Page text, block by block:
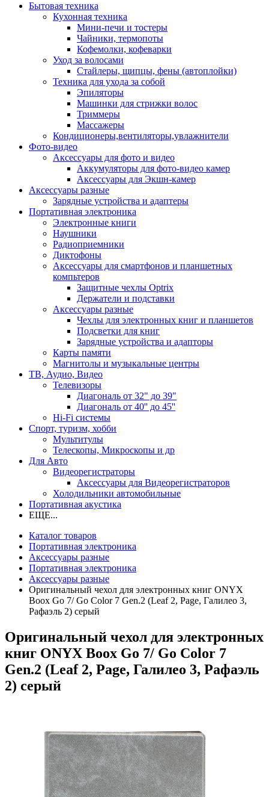
Бытовая техника
Кухонная техника
Мини-печи и тостеры
Чайники, термопоты
Кофемолки, кофеварки
Уход за волосами
Стайлеры, щипцы, фены (автоплойки)
Техника для ухода за собой
Эпиляторы
Машинки для стрижки волос
Триммеры
Массажеры
Кондиционеры,вентиляторы,увлажнители
Фото-видео
Аксессуары для фото и видео
Аккумуляторы для фото-видео камер
Аксессуары для Экшн-камер
Аксессуары разные
Зарядные устройства и адаптеры
Портативная электроника
Электронные книги
Наушники
Радиоприемники
Диктофоны
Аксессуары для смартфонов и планшетных
компьтеров
Защитные чехлы Optrix
Держатели и подставки
Аксессуары разные
Чехлы для электронных книг и планшетов
Подсветки для книг
Зарядные устройства и адапторы
Карты памяти
Магнитолы и музыкальные центры
ТВ, Аудио, Видео
Телевизоры
Диагональ от 32" до 39"
Диагональ от 40'' до 45''
Hi-Fi системы
Спорт, туризм, хобби
Мультитулы
Телескопы, Микроскопы и др
Для Авто
Видеорегистраторы
Аксессуары для Видеорегистраторов
Холодильники автомобильные
Портативная акустика
ЕЩЕ...
Каталог товаров
Портативная электроника
Аксессуары разные
Портативная электроника
Аксессуары разные
Оригинальный чехол для электронных книг ONYX
Boox Go 7/ Go Color 7 Gen.2 (Leaf 2, Page, Галилео 3,
Рафаэль 2) серый
Оригинальный чехол для электронных
книг ONYX Boox Go 7/ Go Color 7
Gen.2 (Leaf 2, Page, Галилео 3, Рафаэль
2) серый